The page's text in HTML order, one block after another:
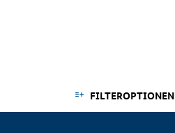
FILTEROPTIONEN